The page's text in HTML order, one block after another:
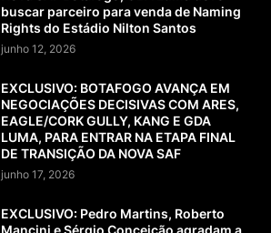
buscar parceiro para venda de Naming
Rights do Estádio Nilton Santos
junho 12, 2026
EXCLUSIVO: BOTAFOGO AVANÇA EM
NEGOCIAÇÕES DECISIVAS COM ARES,
EAGLE/CORK GULLY, KANG E GDA
LUMA, PARA ENTRAR NA ETAPA FINAL
DE TRANSIÇÃO DA NOVA SAF
junho 17, 2026
EXCLUSIVO: Pedro Martins, Roberto
Mancini e Sérgio Conceição agradam a